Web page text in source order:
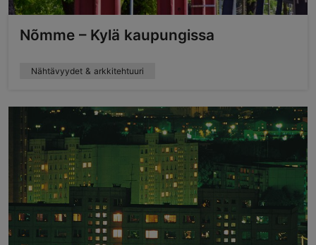
Nõmme – Kylä kaupungissa
Nähtävyydet & arkkitehtuuri